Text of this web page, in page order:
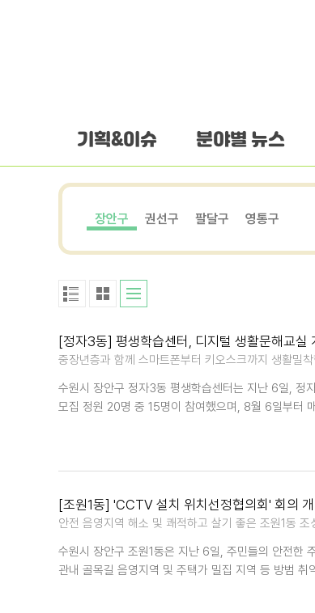
기획&이슈 분야별 뉴스
장안구 권선구 팔달구 영통구
[정자3동] 평생학습센터, 디지털 생활문해교실
중장년층과 함께 스마트폰부터 키오스크까지 생활밀
수원시 장안구 정자3동 평생학습센터는 지난 6일, 정
모집 정원 20명 중 15명이 참여했으며, 8월 6일부터
[조원1동] 'CCTV 설치 위치선정협의회' 회의 개
안전 음영지역 해소 및 쾌적하고 살기 좋은 조원1동 조
수원시 장안구 조원1동은 지난 6일, 주민들의 안전한
관내 골목길 음영지역 및 주택가 밀집 지역 등 방범